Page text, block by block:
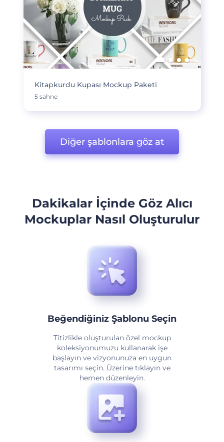
Kitapkurdu Kupası Mockup Paketi
5 sahne
Diğer şablonlara göz at
Dakikalar İçinde Göz Alıcı
Mockuplar Nasıl Oluşturulur
Beğendiğiniz Şablonu Seçin
Titizlikle oluşturulan özel mockup
koleksiyonumuzu kullanarak işe
başlayın ve vizyonunuza en uygun
tasarımı seçin. Üzerine tıklayın ve
hemen düzenleyin.